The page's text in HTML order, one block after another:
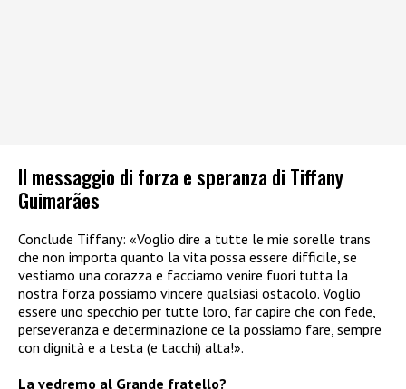
Il messaggio di forza e speranza di Tiffany
Guimarães
Conclude Tiffany: «Voglio dire a tutte le mie sorelle trans
che non importa quanto la vita possa essere difficile, se
vestiamo una corazza e facciamo venire fuori tutta la
nostra forza possiamo vincere qualsiasi ostacolo. Voglio
essere uno specchio per tutte loro, far capire che con fede,
perseveranza e determinazione ce la possiamo fare, sempre
con dignità e a testa (e tacchi) alta!».
La vedremo al Grande fratello?